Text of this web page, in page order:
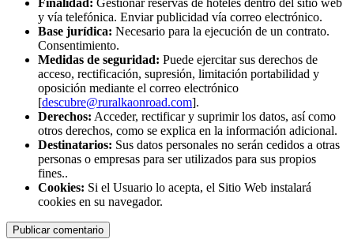
Finalidad: Gestionar reservas de hoteles dentro del sitio web
y vía telefónica. Enviar publicidad vía correo electrónico.
Base jurídica: Necesario para la ejecución de un contrato.
Consentimiento.
Medidas de seguridad: Puede ejercitar sus derechos de
acceso, rectificación, supresión, limitación portabilidad y
oposición mediante el correo electrónico
[descubre@ruralkaonroad.com].
Derechos: Acceder, rectificar y suprimir los datos, así como
otros derechos, como se explica en la información adicional.
Destinatarios: Sus datos personales no serán cedidos a otras
personas o empresas para ser utilizados para sus propios
fines..
Cookies: Si el Usuario lo acepta, el Sitio Web instalará
cookies en su navegador.